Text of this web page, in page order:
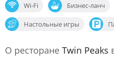
Wi-Fi Бизнес-ланч
Настольные игры
О ресторане Twin Peaks